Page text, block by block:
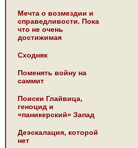
Мечта о возмездии и
справедливости. Пока
что не очень
достижимая
Сходняк
Поменять войну на
саммит
Поиски Глайвица,
геноцид и
«паникерский» Запад
Деэскалация, которой
нет